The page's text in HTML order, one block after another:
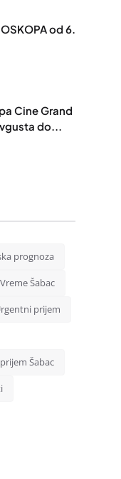
od 6.
Cine Grand
do...
prognoza
Vreme Šabac
prijem
Šabac